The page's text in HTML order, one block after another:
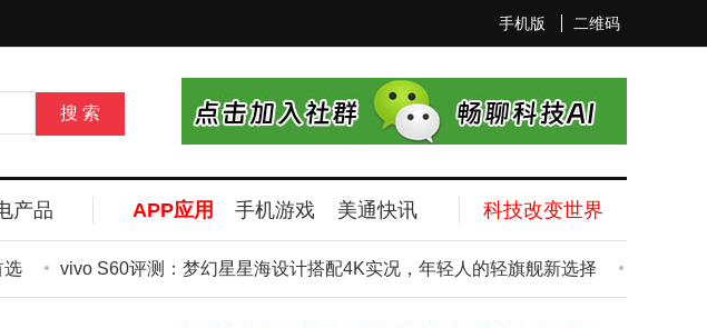
手机版 二维码
产品 APP应用 手机游戏 美通快讯 科技改变世界
vivo S60评测：梦幻星星海设计搭配4K实况，年轻人的轻旗舰新选择 199元诺基
孙正义断言AI浪潮初启规模或超互联网50倍，身家大涨重登亚洲首富之位
华为畅享100 Pro Max代号“叶问”立项，大电池新芯片续写千元机新辉煌